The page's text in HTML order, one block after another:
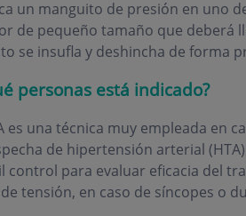
un manguito de presión en uno
de pequeño tamaño que deberá
se insufla y deshincha de forma
personas está indicado?
es una técnica muy empleada en
de hipertensión arterial
control para evaluar eficacia del
tensión, en caso de síncopes o